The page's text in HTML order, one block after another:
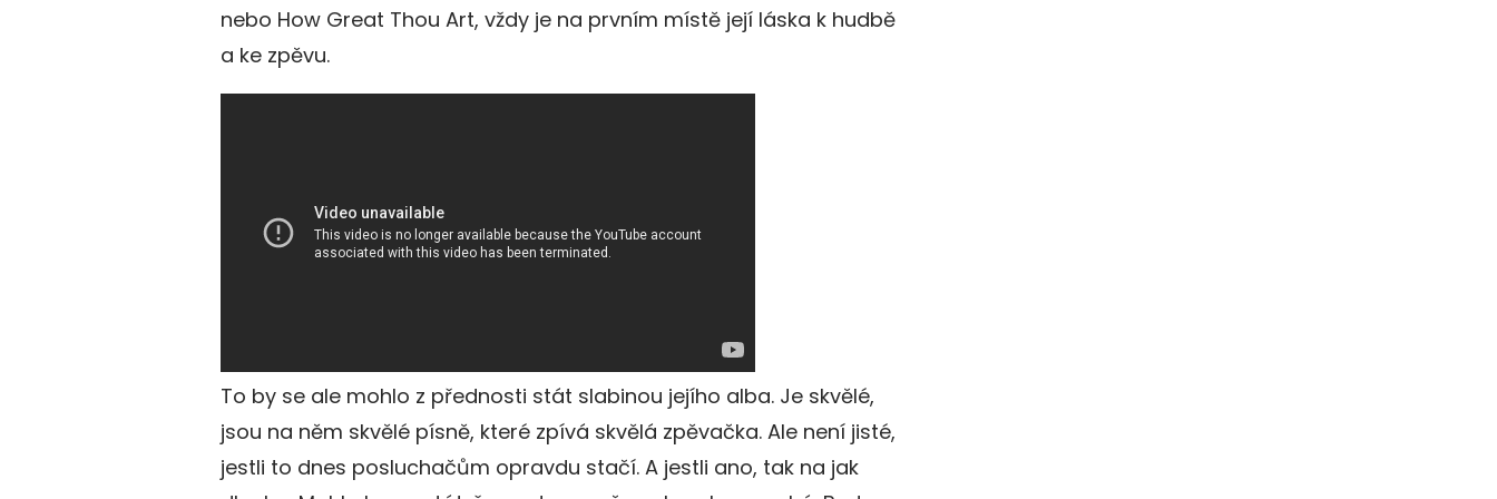
nebo How Great Thou Art, vždy je na prvním místě její láska k hudbě
a ke zpěvu.
To by se ale mohlo z přednosti stát slabinou jejího alba. Je skvělé,
jsou na něm skvělé písně, které zpívá skvělá zpěvačka. Ale není jisté,
jestli to dnes posluchačům opravdu stačí. A jestli ano, tak na jak